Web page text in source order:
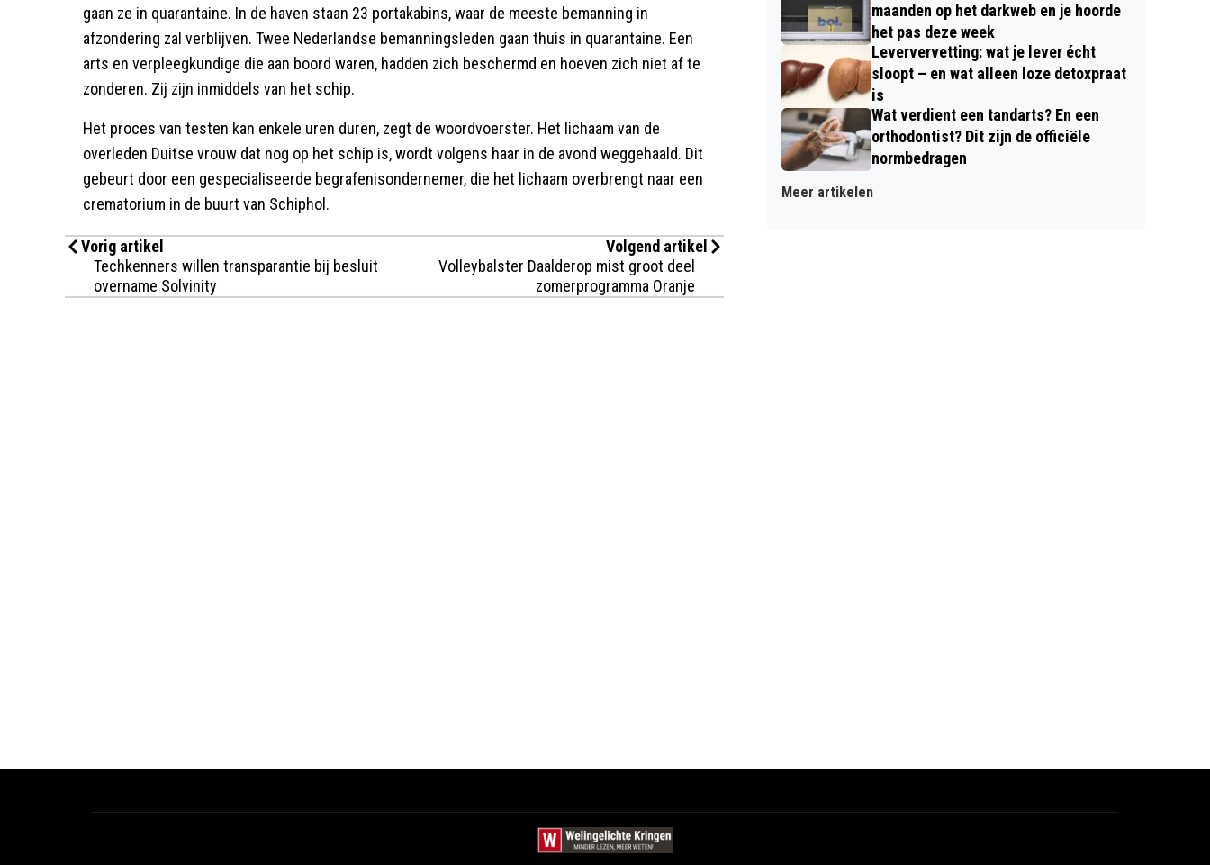
gaan ze in quarantaine. In de haven staan 23 portakabins, waar de meeste bemanning in
afzondering zal verblijven. Twee Nederlandse bemanningsleden gaan thuis in quarantaine. Een
arts en verpleegkundige die aan boord waren, hadden zich beschermd en hoeven zich niet af te
zonderen. Zij zijn inmiddels van het schip.
Het proces van testen kan enkele uren duren, zegt de woordvoerster. Het lichaam van de
overleden Duitse vrouw dat nog op het schip is, wordt volgens haar in de avond weggehaald. Dit
gebeurt door een gespecialiseerde begrafenisondernemer, die het lichaam overbrengt naar een
crematorium in de buurt van Schiphol.
Vorig artikel
Techkenners willen transparantie bij besluit
overname Solvinity
Volgend artikel
Volleybalster Daalderop mist groot deel
zomerprogramma Oranje
maanden op het darkweb en je hoorde
het pas deze week
Leververvetting: wat je lever écht
sloopt – en wat alleen loze detoxpraat
is
Wat verdient een tandarts? En een
orthodontist? Dit zijn de officiële
normbedragen
Meer artikelen